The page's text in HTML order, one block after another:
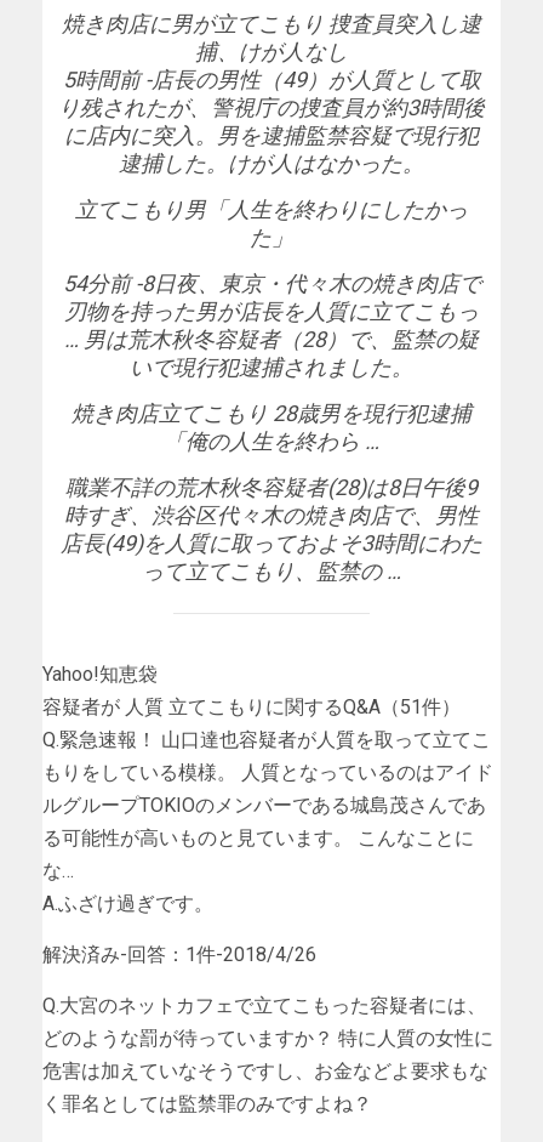
焼き肉店に男が立てこもり 捜査員突入し逮
捕、けが人なし
5時間前 -店長の男性（49）が人質として取
り残されたが、警視庁の捜査員が約3時間後
に店内に突入。男を逮捕監禁容疑で現行犯
逮捕した。けが人はなかった。
立てこもり男「人生を終わりにしたかっ
た」
54分前 -8日夜、東京・代々木の焼き肉店で
刃物を持った男が店長を人質に立てこもっ
… 男は荒木秋冬容疑者（28）で、監禁の疑
いで現行犯逮捕されました。
焼き肉店立てこもり 28歳男を現行犯逮捕
「俺の人生を終わら …
職業不詳の荒木秋冬容疑者(28)は8日午後9
時すぎ、渋谷区代々木の焼き肉店で、男性
店長(49)を人質に取っておよそ3時間にわた
って立てこもり、監禁の …
Yahoo!知恵袋
容疑者が 人質 立てこもりに関するQ&A（51件）
Q.緊急速報！ 山口達也容疑者が人質を取って立てこ
もりをしている模様。 人質となっているのはアイド
ルグループTOKIOのメンバーである城島茂さんであ
る可能性が高いものと見ています。 こんなことに
な…
A.ふざけ過ぎです。
解決済み-回答：1件-2018/4/26
Q.大宮のネットカフェで立てこもった容疑者には、
どのような罰が待っていますか？ 特に人質の女性に
危害は加えていなそうですし、お金などよ要求もな
く罪名としては監禁罪のみですよね？